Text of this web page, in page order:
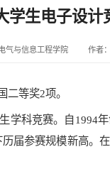
学生电子设计
气与信息工程学院 作者
二等奖2项。
学科竞赛。自 1994
届参赛规模新高。